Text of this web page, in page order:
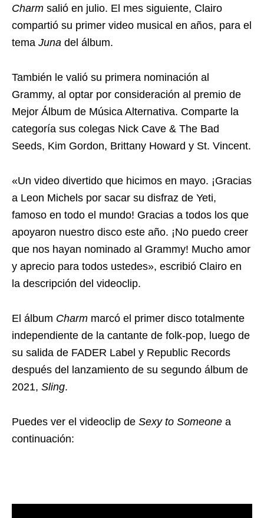
Charm salió en julio. El mes siguiente, Clairo
compartió su primer video musical en años, para el
tema Juna del álbum.
También le valió su primera nominación al
Grammy, al optar por consideración al premio de
Mejor Álbum de Música Alternativa. Comparte la
categoría sus colegas Nick Cave & The Bad
Seeds, Kim Gordon, Brittany Howard y St. Vincent.
«Un video divertido que hicimos en mayo. ¡Gracias
a Leon Michels por sacar su disfraz de Yeti,
famoso en todo el mundo! Gracias a todos los que
apoyaron nuestro disco este año. ¡No puedo creer
que nos hayan nominado al Grammy! Mucho amor
y aprecio para todos ustedes», escribió Clairo en
la descripción del videoclip.
El álbum Charm marcó el primer disco totalmente
independiente de la cantante de folk-pop, luego de
su salida de FADER Label y Republic Records
después del lanzamiento de su segundo álbum de
2021, Sling.
Puedes ver el videoclip de Sexy to Someone a
continuación: